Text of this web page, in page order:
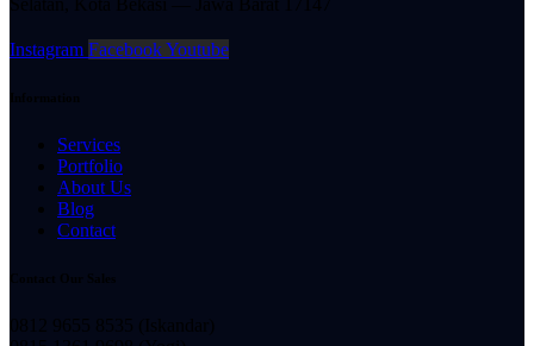
Instagram FacebookYoutube
Services
Portfolio
About Us
Blog
Contact